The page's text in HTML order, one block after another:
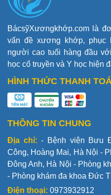
BácsỹXươngkhớp.com là
vấn đề xương khớp, phục
người cao tuổi hàng đầu
học cổ truyền và Y học hiện
HÌNH THỨC THANH
THÔNG TIN CHUNG
Địa chỉ:- Bệnh viện Bưu
Công, Hoàng Mai, Hà Nội -
Đông Anh, Hà Nội - Phòng
- Phòng khám đa khoa Đức
Điện thoại: 0973932912